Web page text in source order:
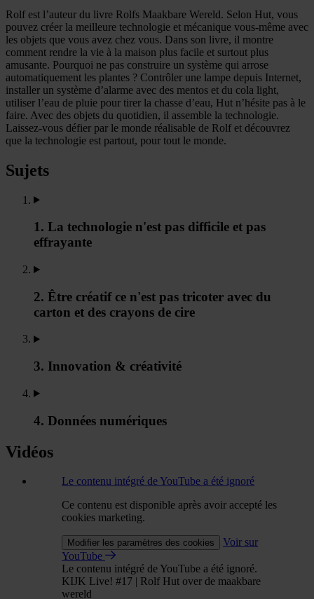
Rolf est l’auteur du livre Rolfs Maakbare Wereld. Selon Hut, vous
pouvez créer la meilleure technologie et mécanique vous-même avec
les objets que vous avez chez vous. Dans son livre, il montre
comment rendre la vie à la maison plus facile et surtout plus
amusante. Pourquoi ne pas construire un système qui arrose
automatiquement les plantes ? Contrôler une lampe depuis Internet,
installer un système d’alarme avec des mentos et du cola light,
utiliser l’eau de pluie pour tirer la chasse d’eau, Hut n’hésite pas à le
faire. Avec des objets du quotidien, il assemble la technologie.
Laissez-vous défier par le monde réalisable de Rolf et découvrez
que la technologie est partout, pour tout le monde.
Sujets
1. La technologie n'est pas difficile et pas
effrayante
2. Être créatif ce n'est pas tricoter avec du
carton et des crayons de cire
3. Innovation & créativité
4. Données numériques
Vidéos
Le contenu intégré de YouTube a été ignoré
Ce contenu est disponible après avoir accepté les
cookies marketing.
Modifier les paramètres des cookies
Voir sur
YouTube
Le contenu intégré de YouTube a été ignoré.
KIJK Live! #17 | Rolf Hut over de maakbare
wereld